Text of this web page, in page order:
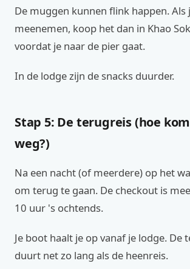
De muggen kunnen flink happen. Als
meenemen, koop het dan in Khao
voordat je naar de pier gaat.
In de lodge zijn de snacks duurder.
Stap 5: De terugreis (hoe
weg?)
Na een nacht (of meerdere) op het
om terug te gaan. De checkout is
10 uur 's ochtends.
Je boot haalt je op vanaf je lodge. De
duurt net zo lang als de heenreis.